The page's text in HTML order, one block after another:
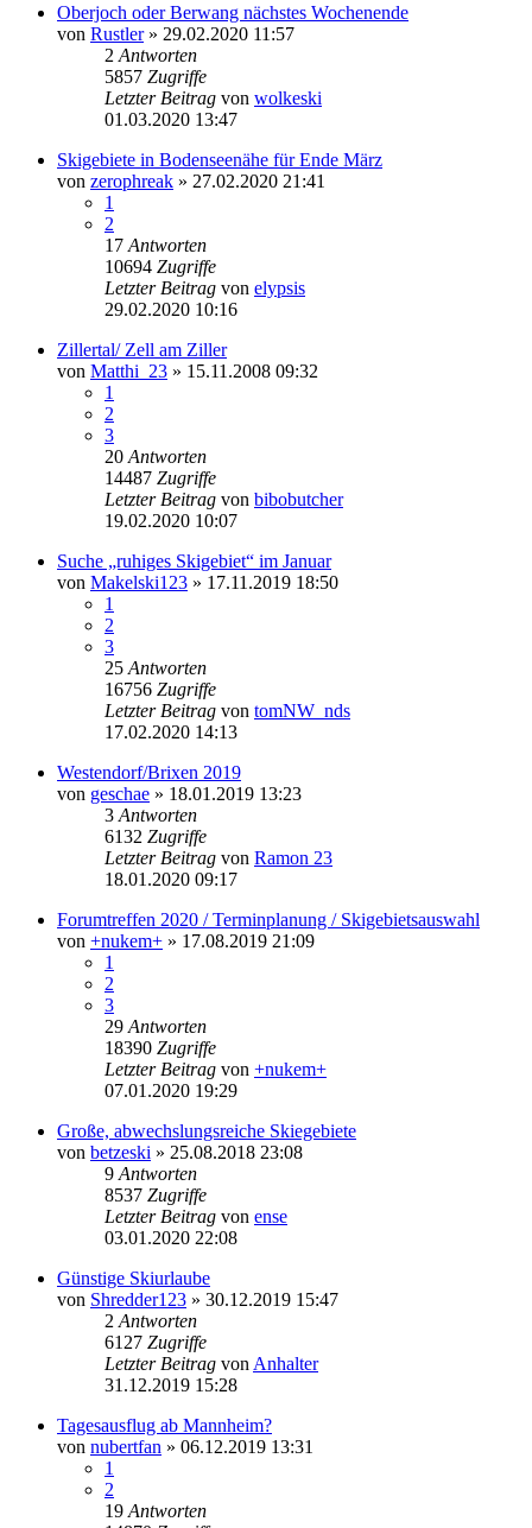
Oberjoch oder Berwang nächstes Wochenende
von Rustler» 29.02.2020 11:57
2 Antworten
5857 Zugriffe
Letzter Beitrag von wolkeski
01.03.2020 13:47
Skigebiete in Bodenseenähe für Ende März
von zerophreak » 27.02.2020 21:41
1
2
17 Antworten
10694 Zugriffe
Letzter Beitrag von elypsis
29.02.2020 10:16
Zillertal/ Zell am Ziller
von Matthi_23 » 15.11.2008 09:32
1
2
3
20 Antworten
14487 Zugriffe
Letzter Beitrag von bibobutcher
19.02.2020 10:07
Suche „ruhiges Skigebiet“ im Januar
von Makelski123 » 17.11.2019 18:50
1
2
3
25 Antworten
16756 Zugriffe
Letzter Beitrag von tomNW_nds
17.02.2020 14:13
Westendorf/Brixen 2019
von geschae » 18.01.2019 13:23
3 Antworten
6132 Zugriffe
Letzter Beitrag von Ramon 23
18.01.2020 09:17
Forumtreffen 2020 / Terminplanung / Skigebietsauswahl
von +nukem+ » 17.08.2019 21:09
1
2
3
29 Antworten
18390 Zugriffe
Letzter Beitrag von +nukem+
07.01.2020 19:29
Große, abwechslungsreiche Skiegebiete
von betzeski » 25.08.2018 23:08
9 Antworten
8537 Zugriffe
Letzter Beitrag von ense
03.01.2020 22:08
Günstige Skiurlaube
von Shredder123 » 30.12.2019 15:47
2 Antworten
6127 Zugriffe
Letzter Beitrag von Anhalter
31.12.2019 15:28
Tagesausflug ab Mannheim?
von nubertfan » 06.12.2019 13:31
1
2
19 Antworten